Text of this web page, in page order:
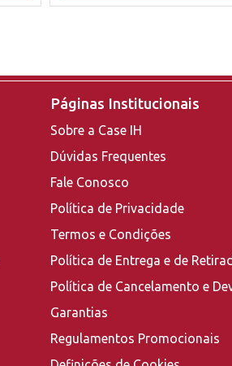
Páginas Institucionais
Sobre a Case IH
Dúvidas Frequentes
Fale Conosco
Política de Privacidade
Termos e Condições
Política de Entrega e de
Política de Cancelamento e
Garantias
Regulamentos Promocionais